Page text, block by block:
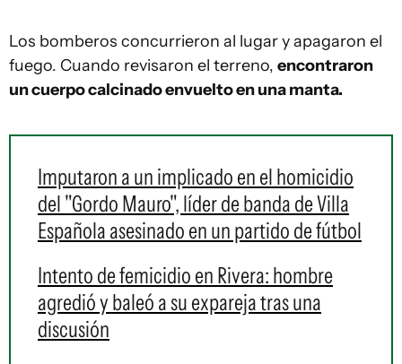
Los bomberos concurrieron al lugar y apagaron el
fuego. Cuando revisaron el terreno, encontraron
un cuerpo calcinado envuelto en una manta.
Imputaron a un implicado en el homicidio
del "Gordo Mauro", líder de banda de Villa
Española asesinado en un partido de fútbol
Intento de femicidio en Rivera: hombre
agredió y baleó a su expareja tras una
discusión